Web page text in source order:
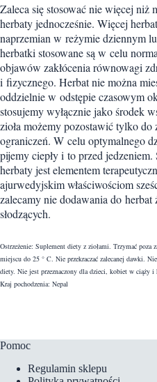
Zaleca się stosować nie więcej niż
herbaty jednocześnie. Więcej
naprzemian w reżymie dziennym
herbatki stosowane są w celu
objawów zakłócenia równowagi
i fizycznego. Herbat nie można
oddzielnie w odstępie czasowym
stosujemy wyłącznie jako środek
zioła możemy pozostawić tylko
ograniczeń. W celu optymalnego
pijemy ciepły i to przed
herbaty jest elementem
ajurwedyjskim właściwościom
zalecamy nie dodawania do herbat
słodzących.
Ostrzeżenie: Suplement diety z ziołami. Trzymać poza
miejscu do 25 ° C. Nie przekraczać zalecanej dawki.
diety. Nie jest przeznaczony dla dzieci, kobiet w ciąży i
Kraj pochodzenia: Nepal
Pomoc
Regulamin sklepu